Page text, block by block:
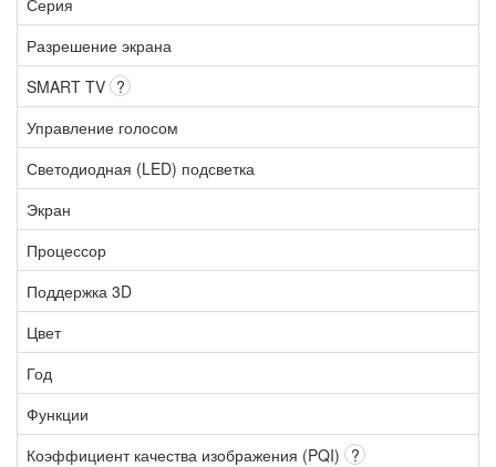
Разрешение экрана
SMART TV ?
Управление голосом
Светодиодная (LED) подсветка
Экран
Процессор
Поддержка 3D
Цвет
Год
Функции
Коэффициент качества изображения (PQI) ?